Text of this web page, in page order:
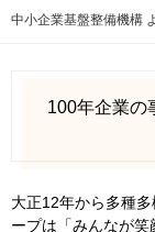
中小企業基盤整備機構
100年企業の
大正12年から多種
ープは「みんなが